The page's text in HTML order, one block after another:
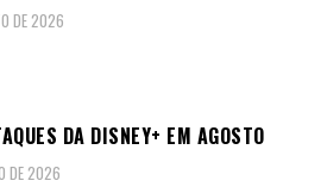
DE 2026
DA DISNEY+ EM AGOSTO
DE 2026